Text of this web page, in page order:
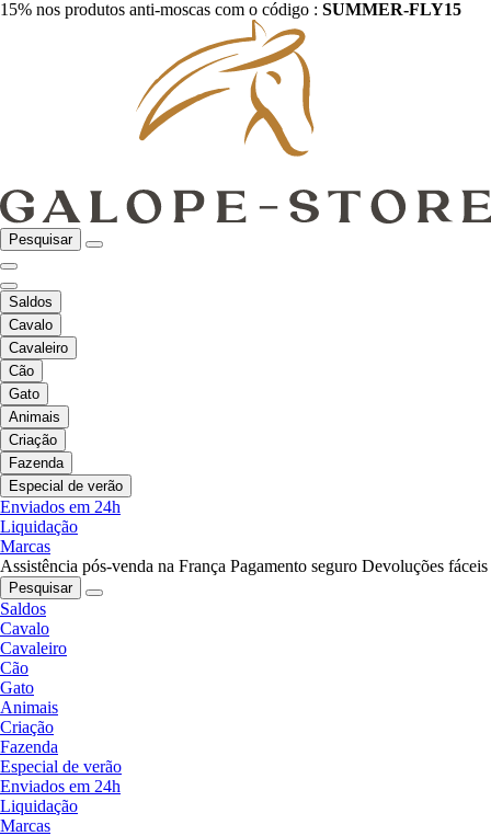
15% nos produtos anti-moscas com o código : SUMMER-FLY15
Pesquisar
Saldos
Cavalo
Cavaleiro
Cão
Gato
Animais
Criação
Fazenda
Especial de verão
Enviados em 24h
Liquidação
Marcas
Assistência pós-venda na França Pagamento seguro Devoluções fáceis
Pesquisar
Saldos
Cavalo
Cavaleiro
Cão
Gato
Animais
Criação
Fazenda
Especial de verão
Enviados em 24h
Liquidação
Marcas